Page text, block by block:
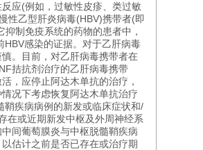
应(例如，过敏性皮疹、类过敏
性乙型肝炎病毒(HBV)携带者(即
制免疫系统的药物的患者中，
感染的证据。对于乙肝病毒
。目前，对乙肝病毒携带者在
拮抗剂治疗的乙肝病毒携带
，应停止阿达木单抗的治疗，
况下考虑恢复阿达木单抗治疗
疾病病例的新发或临床症状和/
在或近期新发中枢及外周神经系
间葡萄膜炎与中枢脱髓鞘疾病
估计之前是否已存在或治疗期